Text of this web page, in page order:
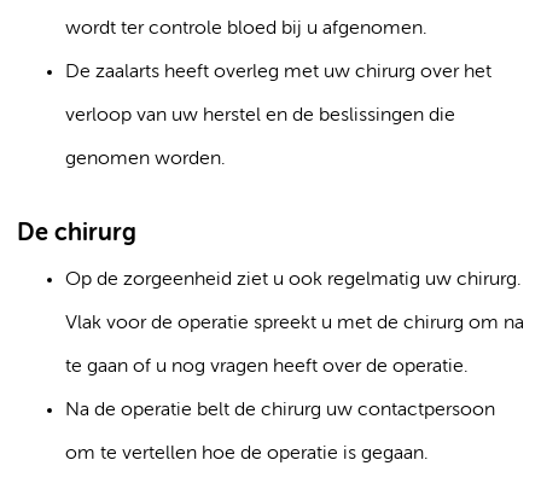
wordt ter controle bloed bij u afgenomen.
De zaalarts heeft overleg met uw chirurg over het
verloop van uw herstel en de beslissingen die
genomen worden.
De chirurg
Op de zorgeenheid ziet u ook regelmatig uw chirurg.
Vlak voor de operatie spreekt u met de chirurg om na
te gaan of u nog vragen heeft over de operatie.
Na de operatie belt de chirurg uw contactpersoon
om te vertellen hoe de operatie is gegaan.